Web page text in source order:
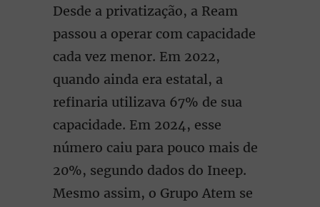
Desde a privatização, a Ream
passou a operar com capacidade
cada vez menor. Em 2022,
quando ainda era estatal, a
refinaria utilizava 67% de sua
capacidade. Em 2024, esse
número caiu para pouco mais de
20%, segundo dados do Ineep.
Mesmo assim, o Grupo Atem se